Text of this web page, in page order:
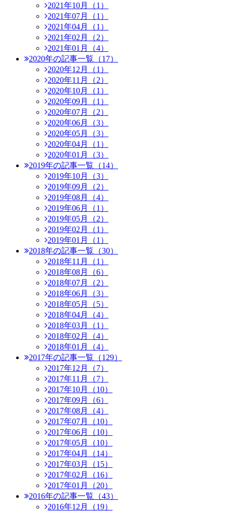
2021年10月（1）
2021年07月（1）
2021年04月（1）
2021年02月（2）
2021年01月（4）
2020年の記事一覧（17）
2020年12月（1）
2020年11月（2）
2020年10月（1）
2020年09月（1）
2020年07月（2）
2020年06月（3）
2020年05月（3）
2020年04月（1）
2020年01月（3）
2019年の記事一覧（14）
2019年10月（3）
2019年09月（2）
2019年08月（4）
2019年06月（1）
2019年05月（2）
2019年02月（1）
2019年01月（1）
2018年の記事一覧（30）
2018年11月（1）
2018年08月（6）
2018年07月（2）
2018年06月（3）
2018年05月（5）
2018年04月（4）
2018年03月（1）
2018年02月（4）
2018年01月（4）
2017年の記事一覧（129）
2017年12月（7）
2017年11月（7）
2017年10月（10）
2017年09月（6）
2017年08月（4）
2017年07月（10）
2017年06月（10）
2017年05月（10）
2017年04月（14）
2017年03月（15）
2017年02月（16）
2017年01月（20）
2016年の記事一覧（43）
2016年12月（19）